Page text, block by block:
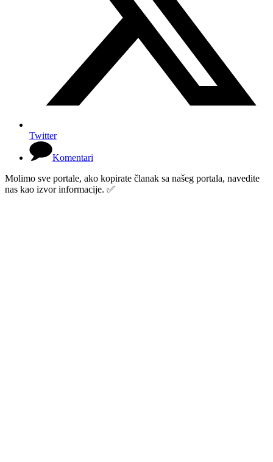
Twitter
Komentari
Molimo sve portale, ako kopirate članak sa našeg portala, navedite
nas kao izvor informacije. ✅